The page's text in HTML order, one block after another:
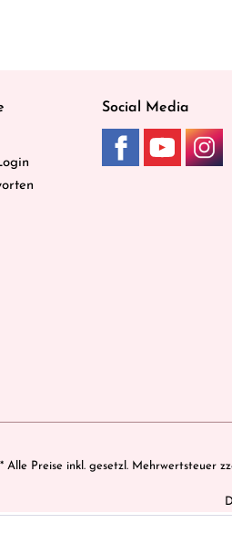
Social Media
* Alle Preise inkl. gesetzl. Mehrwertsteuer